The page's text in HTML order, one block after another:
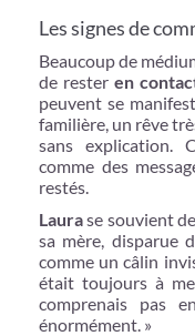
Les signes de
Beaucoup de
de rester en
peuvent se
familière, un rêve
sans explication.
comme des
restés.
Laurase souvient
sa mère, disparue
comme un câlin
était toujours à
comprenais pas
énormément. »